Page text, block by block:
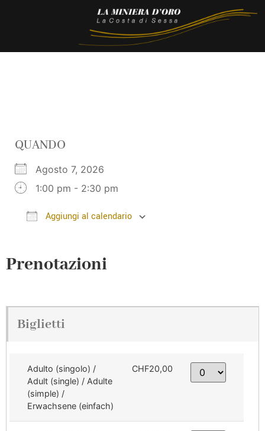
QUANDO
Agosto 7, 2026
1:00 pm - 2:30 pm
Aggiungi al calendario
Prenotazioni
Biglietti
Adulto (singolo) /
Adult (single) / Adulte
(simple) /
Erwachsene (einfach)
CHF20,00